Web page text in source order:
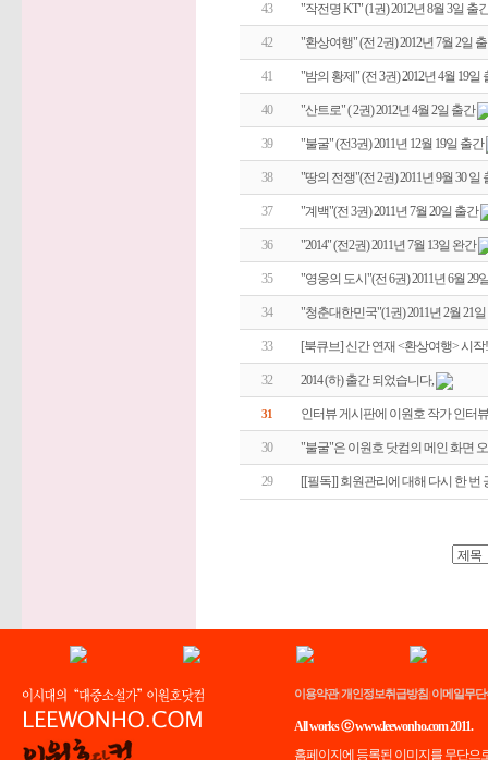
43 "작전명 KT" (1권) 2012년 8월 3일 출
42 "환상여행" (전 2권) 2012년 7월 2일
41 "밤의 황제" (전 3권) 2012년 4월 19일
40 "산트로" ( 2권) 2012년 4월 2일 출간
39 "불굴" (전3권) 2011년 12월 19일 출간
38 "땅의 전쟁"(전 2권) 2011년 9월 30 일
37 "계백"(전 3권) 2011년 7월 20일 출간
36 "2014" (전2권) 2011년 7월 13일 완간
35 "영웅의 도시"(전 6권) 2011년 6월 29
34 "청춘대한민국"(1권) 2011년 2월 21
33 [북큐브] 신간 연재 <환상여행> 시작
32 2014 (하) 출간 되었습니다,
31 인터뷰 게시판에 이원호 작가 인터뷰
30 "불굴"은 이원호 닷컴의 메인 화면
29 [[필독]] 회원관리에 대해 다시 한 번
이용약관| 개인정보취급방침 이메일무
All works ⓒ www.leewonho.com 2011.
홈페이지에 등록된 이미지를 무단으